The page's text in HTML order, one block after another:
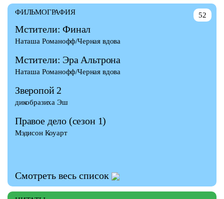
52
ФИЛЬМОГРАФИЯ
Мстители: Финал
Наташа Романофф/Черная вдова
Мстители: Эра Альтрона
Наташа Романофф/Черная вдова
Зверопой 2
дикобразиха Эш
Правое дело (сезон 1)
Мэдисон Коуарт
Смотреть весь список